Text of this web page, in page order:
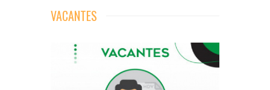
VACANTES